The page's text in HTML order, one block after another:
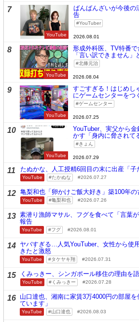
7
YouTube
ばんばんざいが今後の
告
YouTuber
2026.08.01
8
YouTube
形成外科医、TV特番
「言い訳できません」
北條元治
2026.08.04
9
YouTube
すごすぎる！はじめし
にゲームセンターをつ
ゲームセンター
2026.07.25
10
YouTube
YouTuber、実父から
かす「身内に脅されて
きょん
2026.07.29
11 たぬかな、人工授精6回目の末に出産「子
YouTube たかぬな 2026.07.27
12 亀梨和也「卵かけご飯大好き」築100年
YouTube 亀梨和也 2026.07.26
13 素潜り漁師マサル、フグを食べて「言葉
報告
YouTube フグ 2026.08.01
14 ヤバすぎる…人気YouTuber、女性から使
きたと激怒
YouTube タケヤキ翔 2026.07.31
15 くみっきー、シンガポール移住の理由を
YouTube くみっきー 2026.07.28
16 山口達也、湘南に家賃3万4000円の部屋
ています」
YouTube 山口達也 2026.08.03